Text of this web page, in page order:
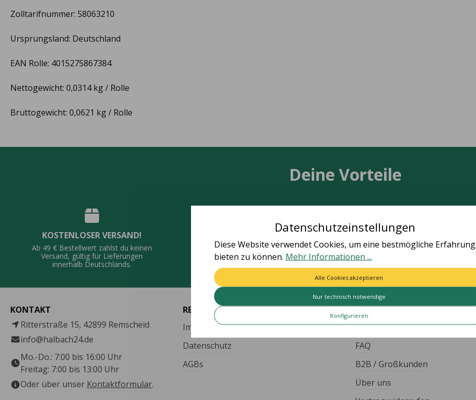
Zolltarifnummer: 58063210
Ursprungsland: Deutschland
EAN Rolle: 4015275867384
Nettogewicht: 0,0314 kg / Rolle
Bruttogewicht: 0,0621 kg / Rolle
Deine Vorteile
KOSTENLOSER VERSAND!
Ab 49 € Bestellwert zahlst du keinen
Versand, gültig für Lieferungen
innerhalb Deutschlands.
QUALITÄT MADE IN GERMANY
Viele Artikel vollständig in
Deutschland hergestellt.
SCHNELLE LIEFERUNG
KONTAKT
Ritterstraße 15, 42899 Remscheid
info@halbach24.de
Mo.-Do.: 7:00 bis 16:00 Uhr
Freitag: 7:00 bis 13:00 Uhr
Oder über unser Kontaktformular.
RECHTLICHES
Impressum
Datenschutz
AGBs
HILFE & KONTAKT
Kontakt
FAQ
B2B / Großkunden
Über uns
Datenschutzeinstellungen
Diese Website verwendet Cookies, um eine bestmögliche Erfahrung
bieten zu können. Mehr Informationen ...
Nur technisch notwendige
Konfigurieren
Alle Cookies akzeptieren